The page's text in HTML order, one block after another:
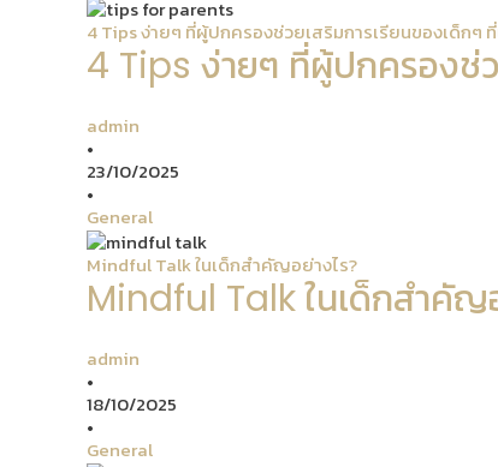
4 Tips ง่ายๆ ที่ผู้ปกครองช่วยเสริมการเรียนของเด็กๆ
4 Tips ง่ายๆ ที่ผู้ปกครองช่
admin
•
23/10/2025
•
General
Mindful Talk ในเด็กสำคัญอย่างไร?
Mindful Talk ในเด็กสำคัญ
admin
•
18/10/2025
•
General